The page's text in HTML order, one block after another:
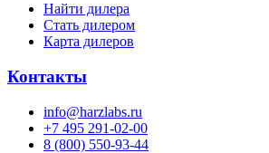
Найти дилера
Cтать дилером
Карта дилеров
Контакты
info@harzlabs.ru
+7 495 291-02-00
8 (800) 550-93-44